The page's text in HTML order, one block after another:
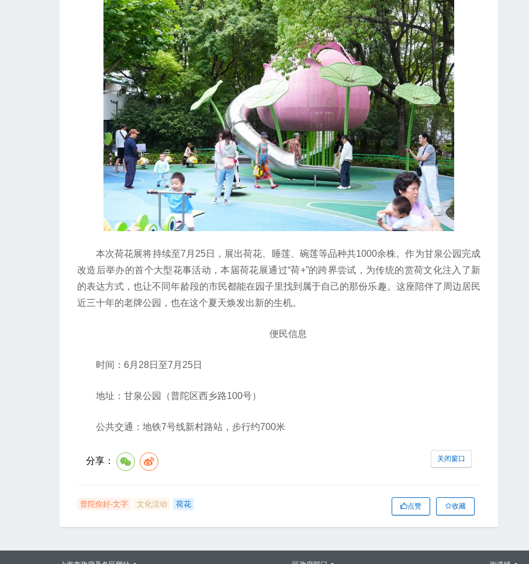
本次荷花展将持续至7月25日，展出荷花、睡莲、碗莲等品种共1000余株。作为甘泉公园完成
改造后举办的首个大型花事活动，本届荷花展通过“荷+”的跨界尝试，为传统的赏荷文化注入了新
的表达方式，也让不同年龄段的市民都能在园子里找到属于自己的那份乐趣。这座陪伴了周边居民
近三十年的老牌公园，也在这个夏天焕发出新的生机。
便民信息
时间：6月28日至7月25日
地址：甘泉公园（普陀区西乡路100号）
公共交通：地铁7号线新村路站，步行约700米
分享： 关闭窗口
普陀你好-文字 文化活动 荷花 点赞 收藏